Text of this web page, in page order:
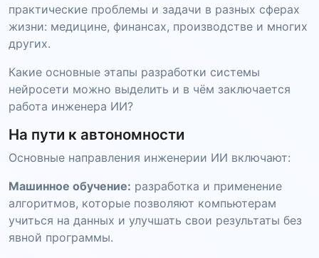
практические проблемы и задачи в разных сферах
жизни: медицине, финансах, производстве и многих
других.
Какие основные этапы разработки системы
нейросети можно выделить и в чём заключается
работа инженера ИИ?
На пути к автономности
Основные направления инженерии ИИ включают:
Машинное обучение: разработка и применение
алгоритмов, которые позволяют компьютерам
учиться на данных и улучшать свои результаты без
явной программы.